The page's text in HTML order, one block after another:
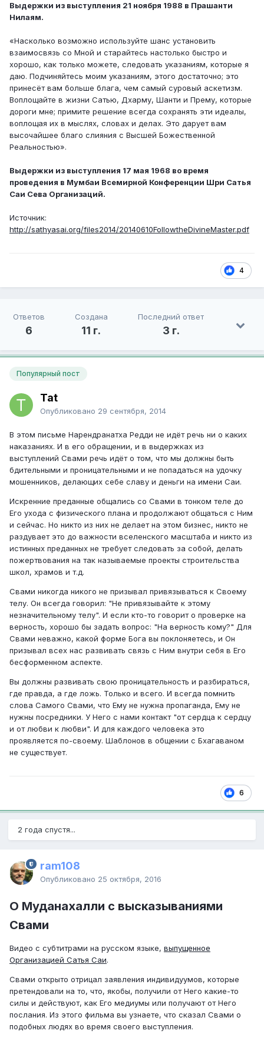
Выдержки из выступления 21 ноября 1988 в Прашанти
Нилаям.
«Насколько возможно используйте шанс установить
взаимосвязь со Мной и старайтесь настолько быстро и
хорошо, как только можете, следовать указаниям, которые я
даю. Подчиняйтесь моим указаниям, этого достаточно; это
принесёт вам больше блага, чем самый суровый аскетизм.
Воплощайте в жизни Сатью, Дхарму, Шанти и Прему, которые
дороги мне; примите решение всегда сохранять эти идеалы,
воплощая их в мыслях, словах и делах. Это дарует вам
высочайшее благо слияния с Высшей Божественной
Реальностью».
Выдержки из выступления 17 мая 1968 во время
проведения в Мумбаи Всемирной Конференции Шри Сатья
Саи Сева Организаций.
Источник:
http://sathyasai.org/files2014/20140610FollowtheDivineMaster.pdf
4
Ответов
6
Создана
11 г.
Последний ответ
3 г.
Популярный пост
Tat
Опубликовано 29 сентября, 2014
В этом письме Нарендранатха Редди не идёт речь ни о каких
наказаниях. И в его обращении, и в выдержках из
выступлений Свами речь идёт о том, что мы должны быть
бдительными и проницательными и не попадаться на удочку
мошенников, делающих себе славу и деньги на имени Саи.
Искренние преданные общались со Свами в тонком теле до
Его ухода с физического плана и продолжают общаться с Ним
и сейчас. Но никто из них не делает на этом бизнес, никто не
раздувает это до важности вселенского масштаба и никто из
истинных преданных не требует следовать за собой, делать
пожертвования на так называемые проекты строительства
школ, храмов и т.д.
Свами никогда никого не призывал привязываться к Своему
телу. Он всегда говорил: "Не привязывайте к этому
незначительному телу". И если кто-то говорит о проверке на
верность, хорошо бы задать вопрос: "На верность кому?" Для
Свами неважно, какой форме Бога вы поклоняетесь, и Он
призывал всех нас развивать связь с Ним внутри себя в Его
бесформенном аспекте.
Вы должны развивать свою проницательность и разбираться,
где правда, а где ложь. Только и всего. И всегда помнить
слова Самого Свами, что Ему не нужна пропаганда, Ему не
нужны посредники. У Него с нами контакт "от сердца к сердцу
и от любви к любви". И для каждого человека это
проявляется по-своему. Шаблонов в общении с Бхагаваном
не существует.
6
2 года спустя...
ram108
Опубликовано 25 октября, 2016
О Муданахалли с высказываниями
Свами
Видео с субтитрами на русском языке, выпущенное
Организацией Сатья Саи.
Свами открыто отрицал заявления индивидуумов, которые
претендовали на то, что, якобы, получили от Него какие-то
силы и действуют, как Его медиумы или получают от Него
послания. Из этого фильма вы узнаете, что сказал Свами о
подобных людях во время своего выступления.